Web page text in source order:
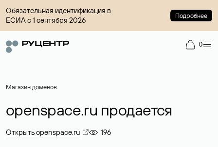
Обязательная идентификация в
ЕСИА с 1 сентября 2026
Подробнее
0
Магазин доменов
openspace.ru продается
Открыть openspace.ru 196